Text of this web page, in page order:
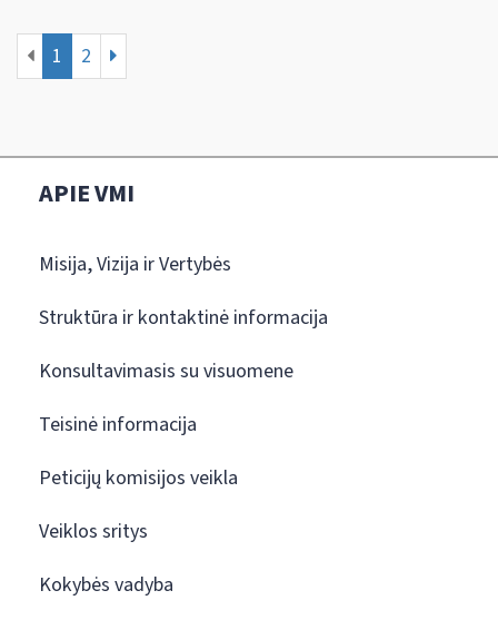
1 2
APIE VMI
Misija, Vizija ir Vertybės
Struktūra ir kontaktinė informacija
Konsultavimasis su visuomene
Teisinė informacija
Peticijų komisijos veikla
Veiklos sritys
Kokybės vadyba